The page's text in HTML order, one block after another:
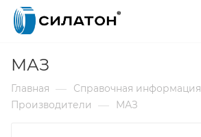
МАЗ
Главная — Справочная информация
Производители — МАЗ